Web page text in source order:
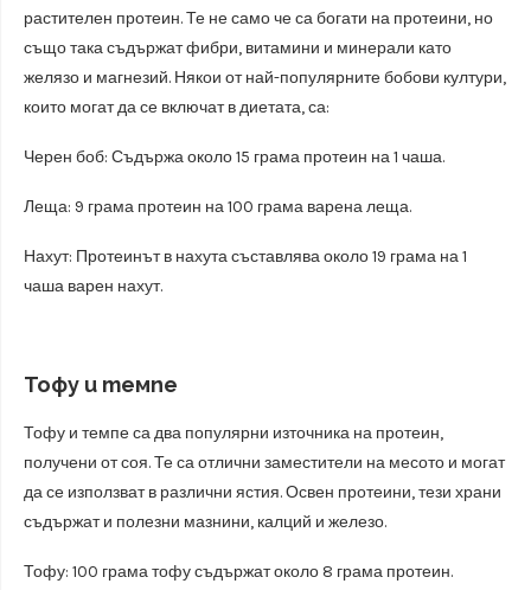
растителен протеин. Те не само че са богати на протеини, но
също така съдържат фибри, витамини и минерали като
желязо и магнезий. Някои от най-популярните бобови култури,
които могат да се включат в диетата, са:
Черен боб: Съдържа около 15 грама протеин на 1 чаша.
Леща: 9 грама протеин на 100 грама варена леща.
Нахут: Протеинът в нахута съставлява около 19 грама на 1
чаша варен нахут.
Тофу и темпе
Тофу и темпе са два популярни източника на протеин,
получени от соя. Те са отлични заместители на месото и могат
да се използват в различни ястия. Освен протеини, тези храни
съдържат и полезни мазнини, калций и железо.
Тофу: 100 грама тофу съдържат около 8 грама протеин.